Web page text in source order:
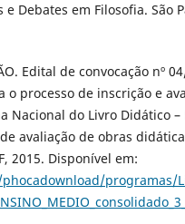
e Debates em Filosofia. São
Edital de convocação nº
o processo de inscrição e
Nacional do Livro Didático –
avaliação de obras
2015. Disponível em:
programas/